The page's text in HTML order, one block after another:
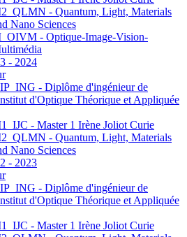
- Quantum, Light, Materials
Nano Sciences
- Optique-Image-Vision-
- 2024
- Diplôme d'ingénieur de
d'Optique Théorique et Appliquée
- Master 1 Irène Joliot Curie
- Quantum, Light, Materials
Nano Sciences
- 2023
- Diplôme d'ingénieur de
d'Optique Théorique et Appliquée
- Master 1 Irène Joliot Curie